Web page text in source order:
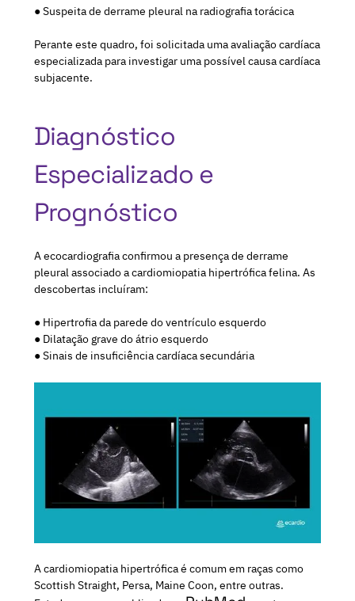
● Suspeita de derrame pleural na radiografia torácica
Perante este quadro, foi solicitada uma avaliação cardíaca
especializada para investigar uma possível causa cardíaca
subjacente.
Diagnóstico
Especializado e
Prognóstico
A ecocardiografia confirmou a presença de derrame
pleural associado a cardiomiopatia hipertrófica felina. As
descobertas incluíram:
● Hipertrofia da parede do ventrículo esquerdo
● Dilatação grave do átrio esquerdo
● Sinais de insuficiência cardíaca secundária
A cardiomiopatia hipertrófica é comum em raças como
Scottish Straight, Persa, Maine Coon, entre outras.